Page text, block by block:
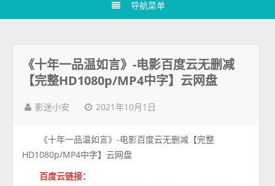
导航菜单
《十年一品温如言》-电影百度云无删减
【完整HD1080p/MP4中字】云网盘
影迷小安 2021年10月1日
《十年一品温如言》-电影百度云无删减【完整
HD1080p/MP4中字】云网盘
百度云链接：